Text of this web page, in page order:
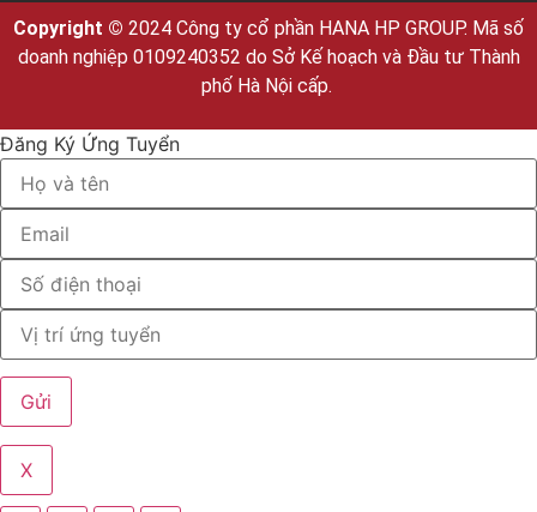
Copyright © 2024 Công ty cổ phần HANA HP GROUP. Mã số
doanh nghiệp 0109240352 do Sở Kế hoạch và Đầu tư Thành
phố Hà Nội cấp.
Đăng Ký Ứng Tuyển
X